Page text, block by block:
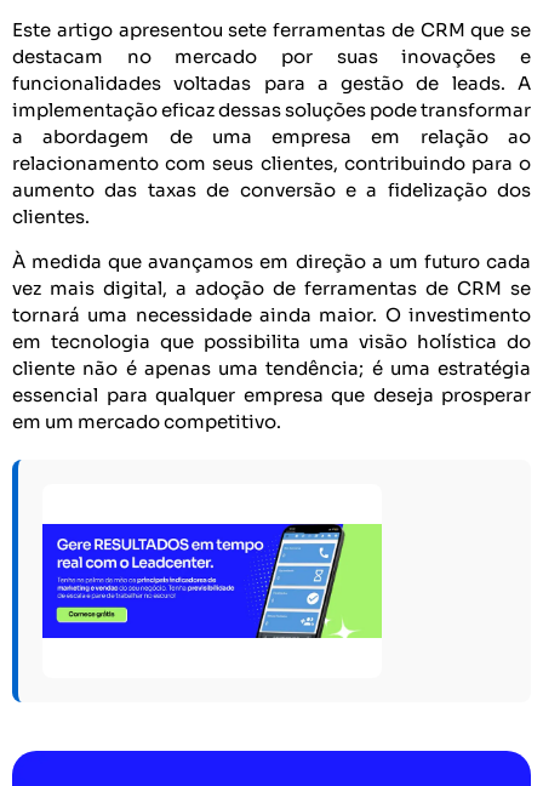
Este artigo apresentou sete ferramentas de CRM que se
destacam no mercado por suas inovações e
funcionalidades voltadas para a gestão de leads. A
implementação eficaz dessas soluções pode transformar
a abordagem de uma empresa em relação ao
relacionamento com seus clientes, contribuindo para o
aumento das taxas de conversão e a fidelização dos
clientes.
À medida que avançamos em direção a um futuro cada
vez mais digital, a adoção de ferramentas de CRM se
tornará uma necessidade ainda maior. O investimento
em tecnologia que possibilita uma visão holística do
cliente não é apenas uma tendência; é uma estratégia
essencial para qualquer empresa que deseja prosperar
em um mercado competitivo.